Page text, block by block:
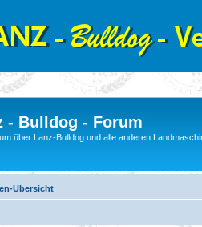
- Bulldog - Forum
über Lanz-Bulldog und alle anderen
Übersicht